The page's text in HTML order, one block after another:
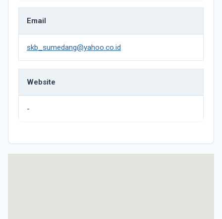
Email
skb_sumedang@yahoo.co.id
Website
-